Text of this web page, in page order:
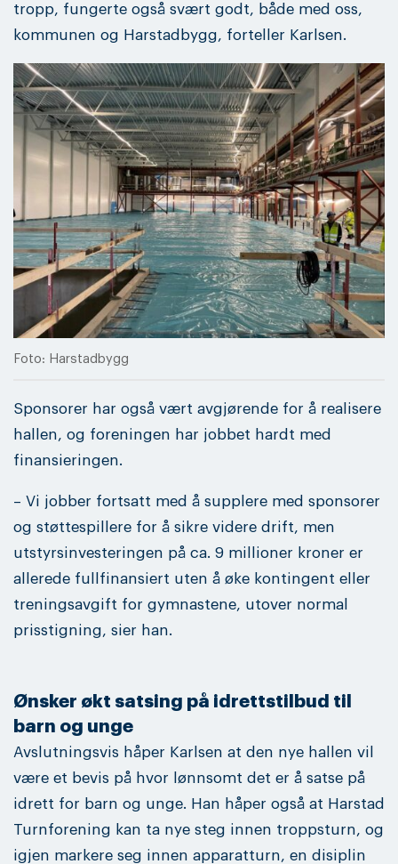
tropp, fungerte også svært godt, både med oss,
kommunen og Harstadbygg, forteller Karlsen.
Foto: Harstadbygg
Sponsorer har også vært avgjørende for å realisere
hallen, og foreningen har jobbet hardt med
finansieringen.
– Vi jobber fortsatt med å supplere med sponsorer
og støttespillere for å sikre videre drift, men
utstyrsinvesteringen på ca. 9 millioner kroner er
allerede fullfinansiert uten å øke kontingent eller
treningsavgift for gymnastene, utover normal
prisstigning, sier han.
Ønsker økt satsing på idrettstilbud til
barn og unge
Avslutningsvis håper Karlsen at den nye hallen vil
være et bevis på hvor lønnsomt det er å satse på
idrett for barn og unge. Han håper også at Harstad
Turnforening kan ta nye steg innen troppsturn, og
igjen markere seg innen apparatturn, en disiplin